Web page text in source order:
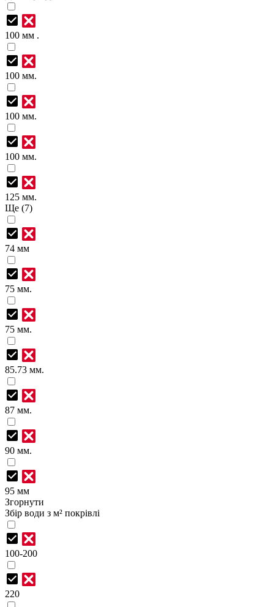
100 мм .
100 мм.
100 мм.
100 мм.
125 мм.
Ще (7)
74 мм
75 мм.
75 мм.
85.73 мм.
87 мм.
90 мм.
95 мм
Згорнути
Збір води з м² покрівлі
100-200
220